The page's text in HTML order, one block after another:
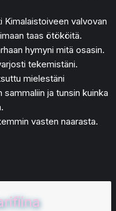
Kimalaistoiveen valvovan
taas ötököitä.
hymyni mitä osasin.
tekemistäni.
mielestäni
ja tunsin kuinka
vasten naarasta.